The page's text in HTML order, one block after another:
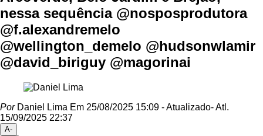
nessa sequência @nosposprodutora
@f.alexandremelo
@wellington_demelo @hudsonwlamir
@david_biriguy @magorinai
PorDaniel Lima Em 25/08/2025 15:09 - Atualizado- Atl.
15/09/2025 22:37
A-